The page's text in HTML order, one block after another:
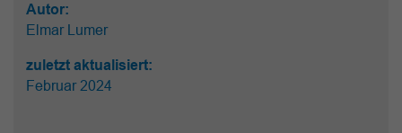
Autor:
Elmar Lumer
zuletzt aktualisiert:
Februar 2024